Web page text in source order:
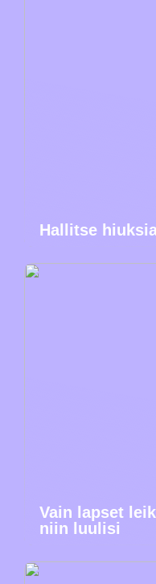
Hallitse
Vain lapset
niin luulisi